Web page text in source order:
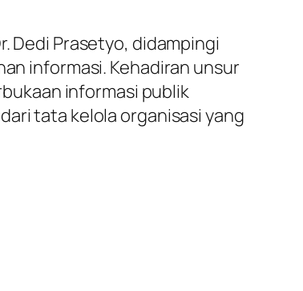
Dedi Prasetyo, didampingi
informasi. Kehadiran unsur
informasi publik
tata kelola organisasi yang